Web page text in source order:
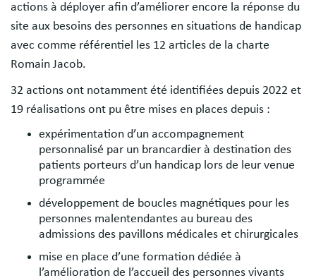
actions à déployer afin d’améliorer encore la réponse du
site aux besoins des personnes en situations de handicap
avec comme référentiel les 12 articles de la charte
Romain Jacob.
32 actions ont notamment été identifiées depuis 2022 et
19 réalisations ont pu être mises en places depuis :
expérimentation d’un accompagnement
personnalisé par un brancardier à destination des
patients porteurs d’un handicap lors de leur venue
programmée
développement de boucles magnétiques pour les
personnes malentendantes au bureau des
admissions des pavillons médicales et chirurgicales
mise en place d’une formation dédiée à
l’amélioration de l’accueil des personnes vivants